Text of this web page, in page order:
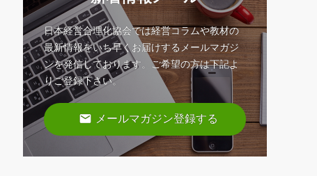
日本経営合理化協会では経営コラムや教材の
最新情報をいち早くお届けするメールマガジ
ンを発信しております。ご希望の方は下記よ
りご登録下さい。
email メールマガジン登録する